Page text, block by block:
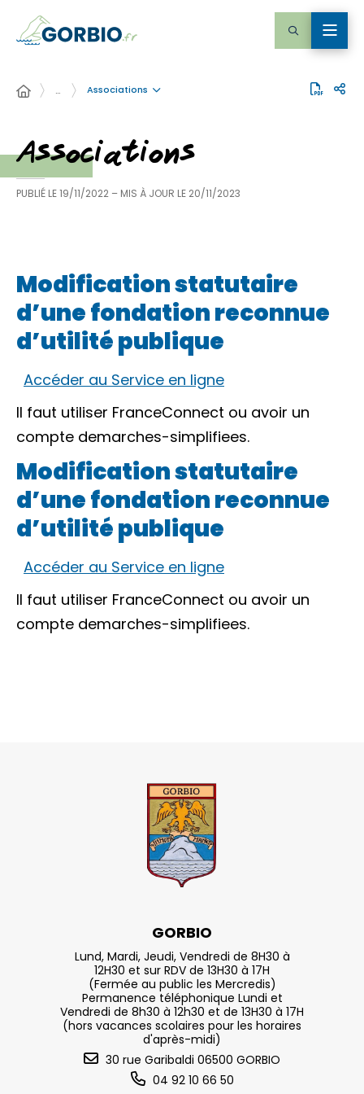
… Associations
Associations
PUBLIÉ LE19/11/2022 – MIS À JOUR LE 20/11/2023
Modification statutaire
d’une fondation reconnue
d’utilité publique
Accéder au Service en ligne
Il faut utiliser FranceConnect ou avoir un
compte demarches-simplifiees.
Modification statutaire
d’une fondation reconnue
d’utilité publique
Accéder au Service en ligne
Il faut utiliser FranceConnect ou avoir un
compte demarches-simplifiees.
GORBIO
Lund, Mardi, Jeudi, Vendredi de 8H30 à
12H30 et sur RDV de 13H30 à 17H
(Fermée au public les Mercredis)
Permanence téléphonique Lundi et
Vendredi de 8h30 à 12h30 et de 13H30 à 17H
(hors vacances scolaires pour les horaires
d'après-midi)
30 rue Garibaldi 06500 GORBIO
04 92 10 66 50